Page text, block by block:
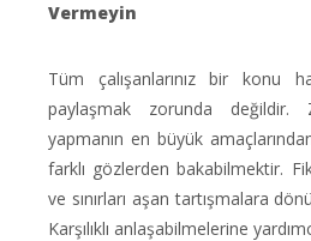
Vermeyin
Tüm çalışanlarınız bir konu
paylaşmak zorunda değildir.
yapmanın en büyük
farklı gözlerden bakabilmektir.
ve sınırları aşan tartışmalara
Karşılıklı anlaşabilmelerine